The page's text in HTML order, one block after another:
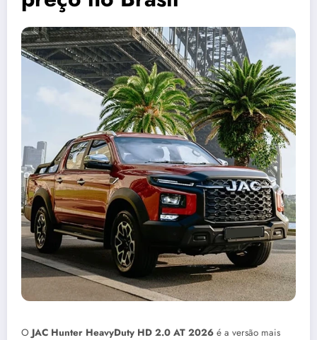
O JAC Hunter HeavyDuty HD 2.0 AT 2026 é a versão mais